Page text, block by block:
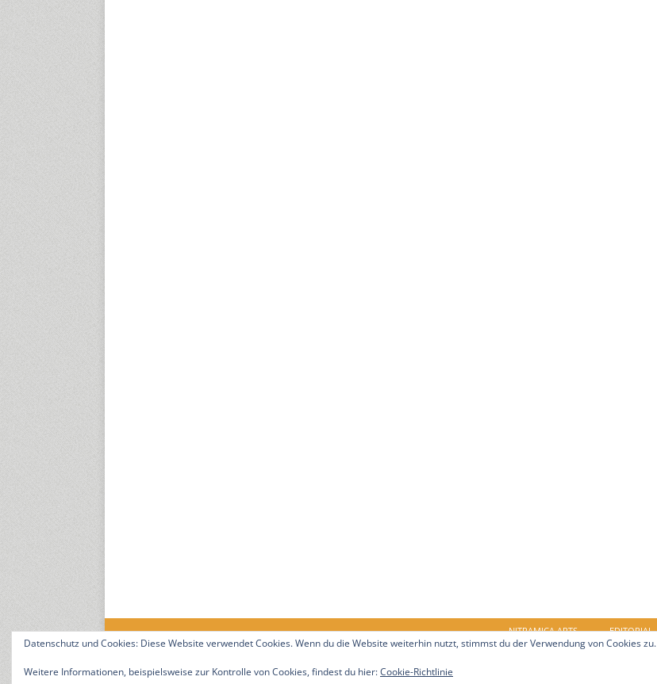
NITRAMICA ARTS EDITORIAL
Datenschutz und Cookies: Diese Website verwendet Cookies. Wenn du die Website weiterhin nutzt, stimmst du der Verwendung von Cookies zu.
Weitere Informationen, beispielsweise zur Kontrolle von Cookies, findest du hier:Cookie-Richtlinie